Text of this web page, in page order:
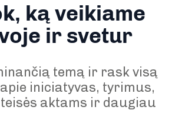
ką veikiame
ir svetur
temą ir rask visą
iniciatyvas, tyrimus,
aktams ir daugiau